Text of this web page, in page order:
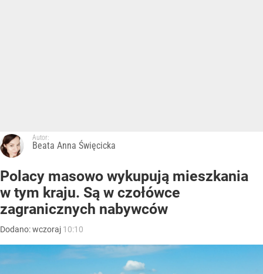
Autor:
Beata Anna Święcicka
Polacy masowo wykupują mieszkania
w tym kraju. Są w czołówce
zagranicznych nabywców
Dodano:wczoraj 10:10